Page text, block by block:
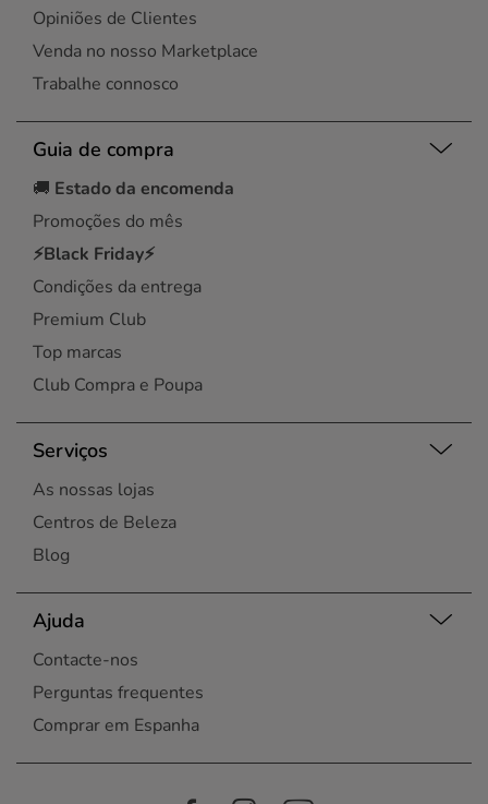
Opiniões de Clientes
Venda no nosso Marketplace
Trabalhe connosco
Guia de compra
🚚 Estado da encomenda
Promoções do mês
⚡Black Friday⚡
Condições da entrega
Premium Club
Top marcas
Club Compra e Poupa
Serviços
As nossas lojas
Centros de Beleza
Blog
Ajuda
Contacte-nos
Perguntas frequentes
Comprar em Espanha